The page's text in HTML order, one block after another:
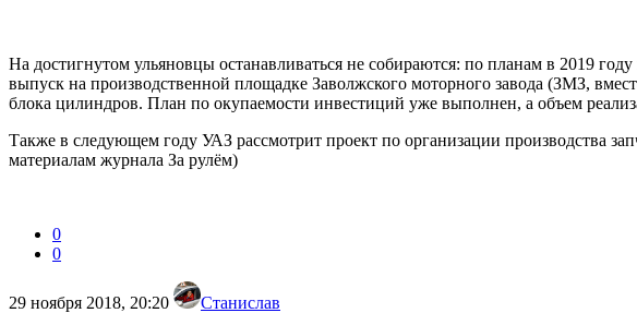
На достигнутом ульяновцы останавливаться не собираются: по планам в 2019
выпуск на производственной площадке Заволжского моторного завода (ЗМЗ,
блока цилиндров. План по окупаемости инвестиций уже выполнен, а объем
Также в следующем году УАЗ рассмотрит проект по организации производства
материалам журнала За рулём)
0
0
29 ноября 2018, 20:20 Станислав